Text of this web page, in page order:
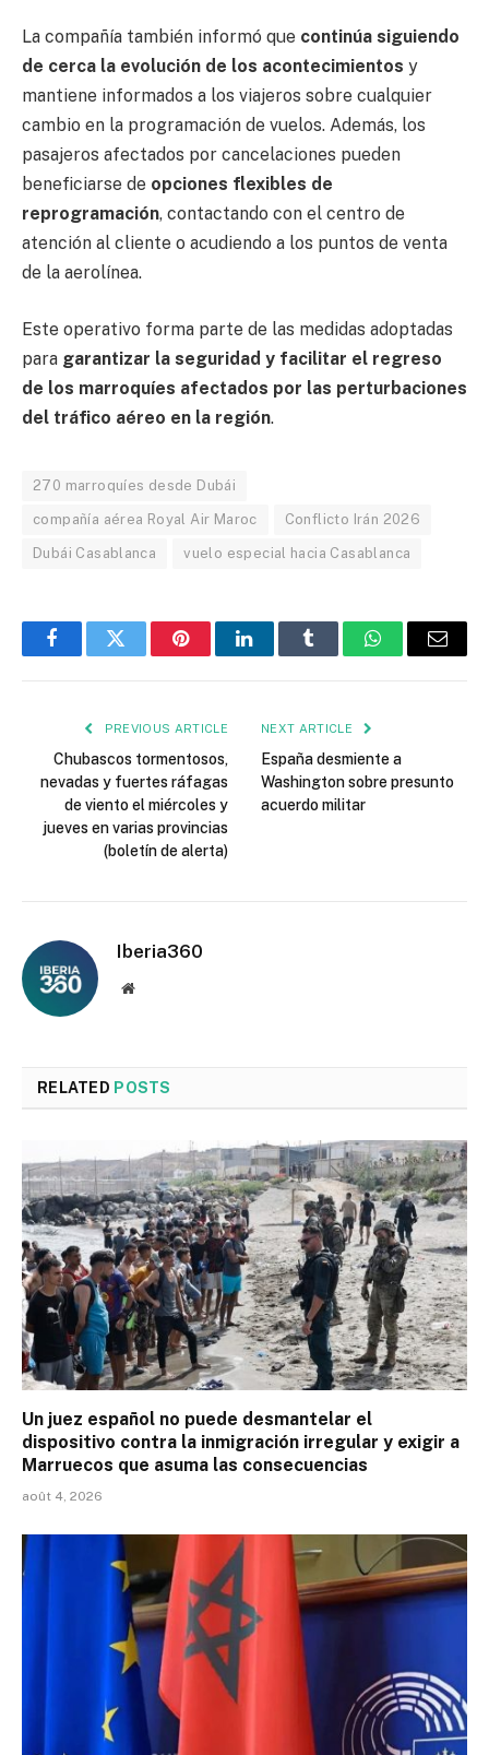
La compañía también informó que continúa siguiendo
de cerca la evolución de los acontecimientos y
mantiene informados a los viajeros sobre cualquier
cambio en la programación de vuelos. Además, los
pasajeros afectados por cancelaciones pueden
beneficiarse de opciones flexibles de
reprogramación, contactando con el centro de
atención al cliente o acudiendo a los puntos de venta
de la aerolínea.
Este operativo forma parte de las medidas adoptadas
para garantizar la seguridad y facilitar el regreso
de los marroquíes afectados por las perturbaciones
del tráfico aéreo en la región.
270 marroquíes desde Dubái
compañía aérea Royal Air Maroc Conflicto Irán 2026
Dubái Casablanca vuelo especial hacia Casablanca
FacebookTwitter PinterestLinkedInTumblr WhatsAppEmail
PREVIOUS ARTICLE
Chubascos tormentosos,
nevadas y fuertes ráfagas
de viento el miércoles y
jueves en varias provincias
(boletín de alerta)
NEXT ARTICLE
España desmiente a
Washington sobre presunto
acuerdo militar
Iberia360
Website
RELATED POSTS
Un juez español no puede desmantelar el
dispositivo contra la inmigración irregular y exigir a
Marruecos que asuma las consecuencias
août 4, 2026